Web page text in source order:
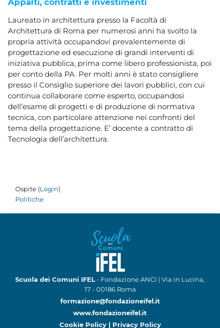
Laureato in architettura presso la Facoltà di
Architettura di Roma per numerosi anni ha svolto la
propria attività occupandovi prevalentemente di
progettazione ed esecuzione di grandi interventi di
iniziativa pubblica, prima come libero professionista, poi
per conto della PA. Per molti anni è stato consigliere
presso il Consiglio superiore dei lavori pubblici, con cui
continua collaborare come esperto, occupandosi
dell’esame di progetti e di produzione di normativa
tecnica, con particolare attenzione nei confronti del
tema della progettazione. E’ docente a contratto di
Tecnologia dell’architettura.
Ospite (Login)
Politiche
Scuola dei Comuni IFEL- Fondazione ANCI | Via in Lucina,
17 - 00186 Roma
formazione@fondazioneifel.it
www.fondazioneifel.it
Cookie Policy | Privacy Policy